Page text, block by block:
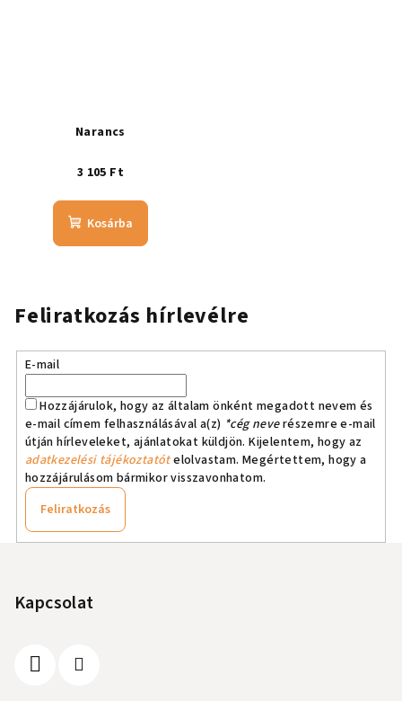
Narancs
3 105 Ft
Kosárba
Feliratkozás hírlevélre
E-mail
Hozzájárulok, hogy az általam önként megadott nevem és
e-mail címem felhasználásával a(z) *cég neverészemre e-mail
útján hírleveleket, ajánlatokat küldjön. Kijelentem, hogy az
adatkezelési tájékoztatótelolvastam. Megértettem, hogy a
hozzájárulásom bármikor visszavonhatom.
Feliratkozás
Kapcsolat